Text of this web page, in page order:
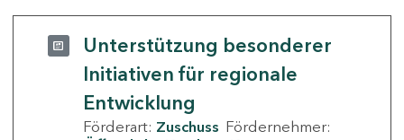
Unterstützung besonderer
Initiativen für regionale
Entwicklung
Förderart: Zuschuss Fördernehmer: